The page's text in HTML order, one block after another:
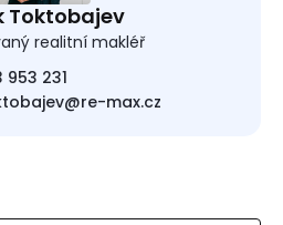
Toktobajev
realitní makléř
231
max.cz